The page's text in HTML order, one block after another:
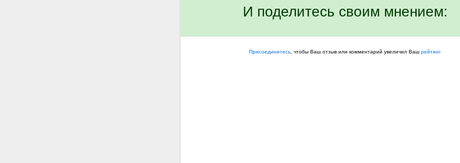
И поделитесь своим мнением:
Присоединитесь , чтобы Ваш отзыв или комментарий увеличил Ваш рейтинг